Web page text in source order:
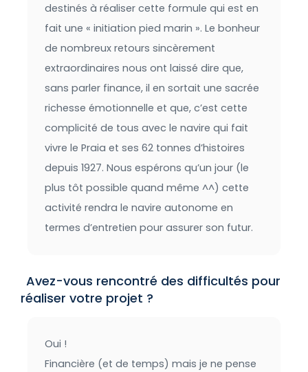
destinés à réaliser cette formule qui est en
fait une « initiation pied marin ». Le bonheur
de nombreux retours sincèrement
extraordinaires nous ont laissé dire que,
sans parler finance, il en sortait une sacrée
richesse émotionnelle et que, c’est cette
complicité de tous avec le navire qui fait
vivre le Praia et ses 62 tonnes d’histoires
depuis 1927. Nous espérons qu’un jour (le
plus tôt possible quand même ^^) cette
activité rendra le navire autonome en
termes d’entretien pour assurer son futur.
Avez-vous rencontré des difficultés pour
réaliser votre projet ?
Oui !
Financière (et de temps) mais je ne pense